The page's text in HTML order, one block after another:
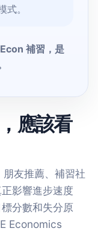
。
補習，是
應該看
友推薦、補習社
影響進步速度
分數和失分原
Economics